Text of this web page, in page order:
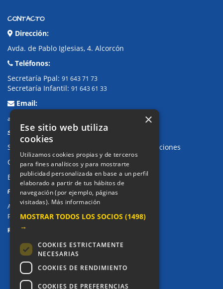
CONTACTO
Dirección:
Avda. de Pablo Iglesias, 4. Alcorcón
Teléfonos:
Secretaría Ppal: 91 643 71 73
Secretaría Infantil: 91 643 61 33
Email:
alkor@colegioalkor.com
SUGERENCIAS Y CANAL DE DENUNCIAS
Sugerencias, Quejas, Reclamaciones y Felicitaciones
Canal de denuncias
Buzón denuncia drogas CM
PRIVACIDAD
Aviso legal / Política de privacidad
Política de Cookies
REDES SOCIALES
×
Ese sitio web utiliza
cookies
Utilizamos cookies propias y de terceros
para fines analíticos y para mostrarte
publicidad personalizada en base a un perfil
elaborado a partir de tus hábitos de
navegación (por ejemplo, páginas
visitadas). Más información
MOSTRAR TODOS LOS SOCIOS (1498)
→
COOKIES ESTRICTAMENTE
NECESARIAS
COOKIES DE RENDIMIENTO
COOKIES DE PREFERENCIAS